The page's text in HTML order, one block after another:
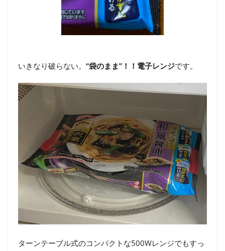
いきなり破らない。 “袋のまま”！！電子レンジです。
ターンテーブル式のコンパクトな500Wレンジでもすっ